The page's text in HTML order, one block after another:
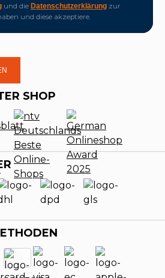
und die Datenschutzerklärung zur
und diese akzeptiere.
SHOP